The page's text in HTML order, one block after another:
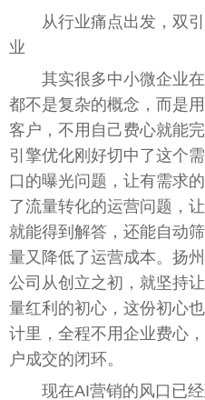
从行业痛点出发，双
业
其实很多中小微企业
都不是复杂的概念，而是
客户，不用自己费心就能
引擎优化刚好切中了这个
口的曝光问题，让有需求
了流量转化的运营问题，
就能得到解答，还能自动
量又降低了运营成本。扬
公司从创立之初，就坚持
量红利的初心，这份初心
计里，全程不用企业费心
户成交的闭环。
现在AI营销的风口已